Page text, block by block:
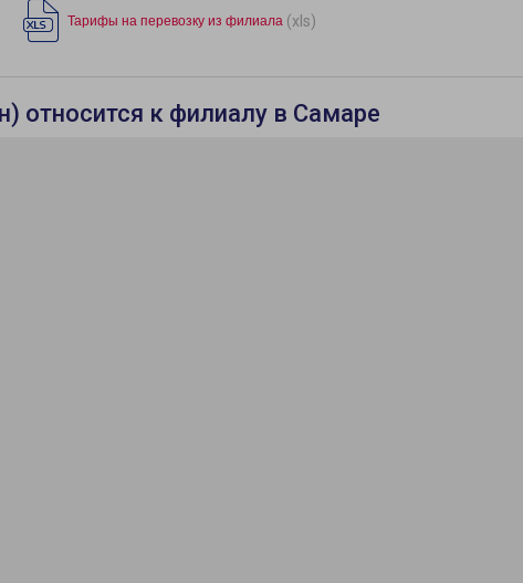
Тарифы на перевозку из филиала (xls)
относится к филиалу в Самаре